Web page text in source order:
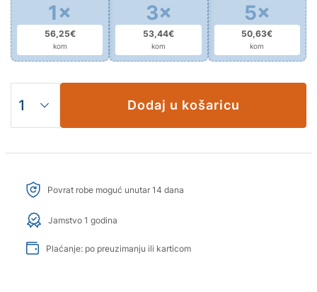
5×
50,63€
kom
3×
53,44€
kom
1×
56,25€
kom
Dodaj u košaricu
Povrat robe moguć unutar 14 dana
Jamstvo 1 godina
Plaćanje: po preuzimanju ili karticom